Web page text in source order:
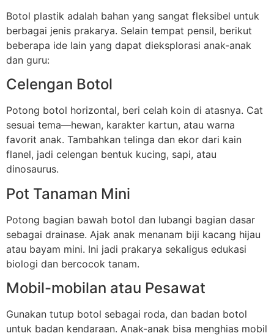
Botol plastik adalah bahan yang sangat fleksibel untuk
berbagai jenis prakarya. Selain tempat pensil, berikut
beberapa ide lain yang dapat dieksplorasi anak-anak
dan guru:
Celengan Botol
Potong botol horizontal, beri celah koin di atasnya. Cat
sesuai tema—hewan, karakter kartun, atau warna
favorit anak. Tambahkan telinga dan ekor dari kain
flanel, jadi celengan bentuk kucing, sapi, atau
dinosaurus.
Pot Tanaman Mini
Potong bagian bawah botol dan lubangi bagian dasar
sebagai drainase. Ajak anak menanam biji kacang hijau
atau bayam mini. Ini jadi prakarya sekaligus edukasi
biologi dan bercocok tanam.
Mobil-mobilan atau Pesawat
Gunakan tutup botol sebagai roda, dan badan botol
untuk badan kendaraan. Anak-anak bisa menghias mobil